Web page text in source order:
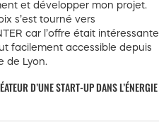
et développer mon projet.
s’est tourné vers
car l’offre était intéressante
facilement accessible depuis
de Lyon.
D’UNE START-UP DANS L’ÉNERGIE